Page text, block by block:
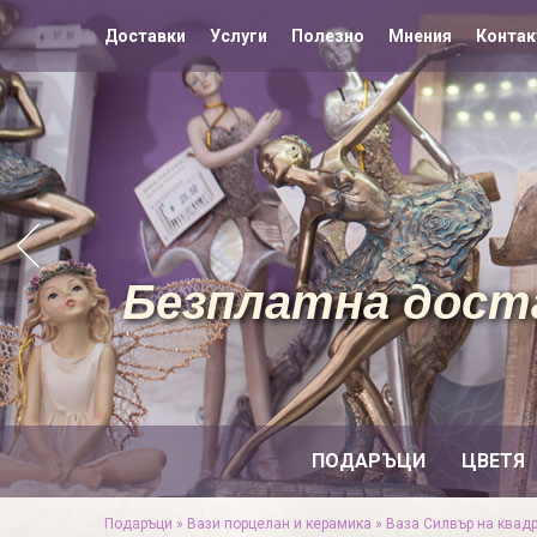
Доставки Услуги Полезно Мнения
ПОДАРЪЦИ ЦВЕТЯ
Безплатна
Подаръци » Вази порцелан и керамика » Ваза Силвър на